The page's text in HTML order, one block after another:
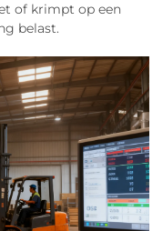
of krimpt op een
belast.